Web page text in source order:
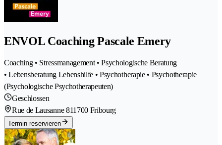
ENVOL Coaching Pascale Emery
Coaching • Stressmanagement • Psychologische Beratung
• Lebensberatung Lebenshilfe • Psychotherapie • Psychotherapie
(Psychologische Psychotherapeuten)
Geschlossen
Rue de Lausanne 811700 Fribourg
Termin reservieren